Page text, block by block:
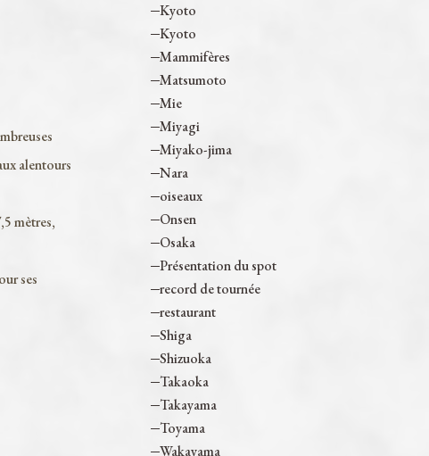
alentours
mètres,
ses
Kyoto
Kyoto
Mammifères
Matsumoto
Mie
Miyagi
Miyako-jima
Nara
oiseaux
Onsen
Osaka
Présentation du spot
record de tournée
restaurant
Shiga
Shizuoka
Takaoka
Takayama
Toyama
Wakayama